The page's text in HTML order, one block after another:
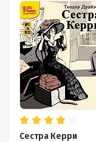
Сестра Керри